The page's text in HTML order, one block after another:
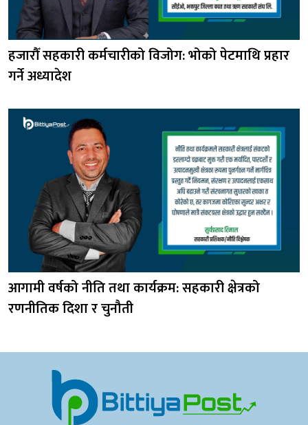
हजारौँ सहकारी कर्मचारीको विजोग: भोको पेटमाथि प्रहार
गर्ने अध्यादेश
आगामी वर्षको नीति तथा कार्यक्रम: सहकारी क्षेत्रको
रणनीतिक दिशा र चुनौती